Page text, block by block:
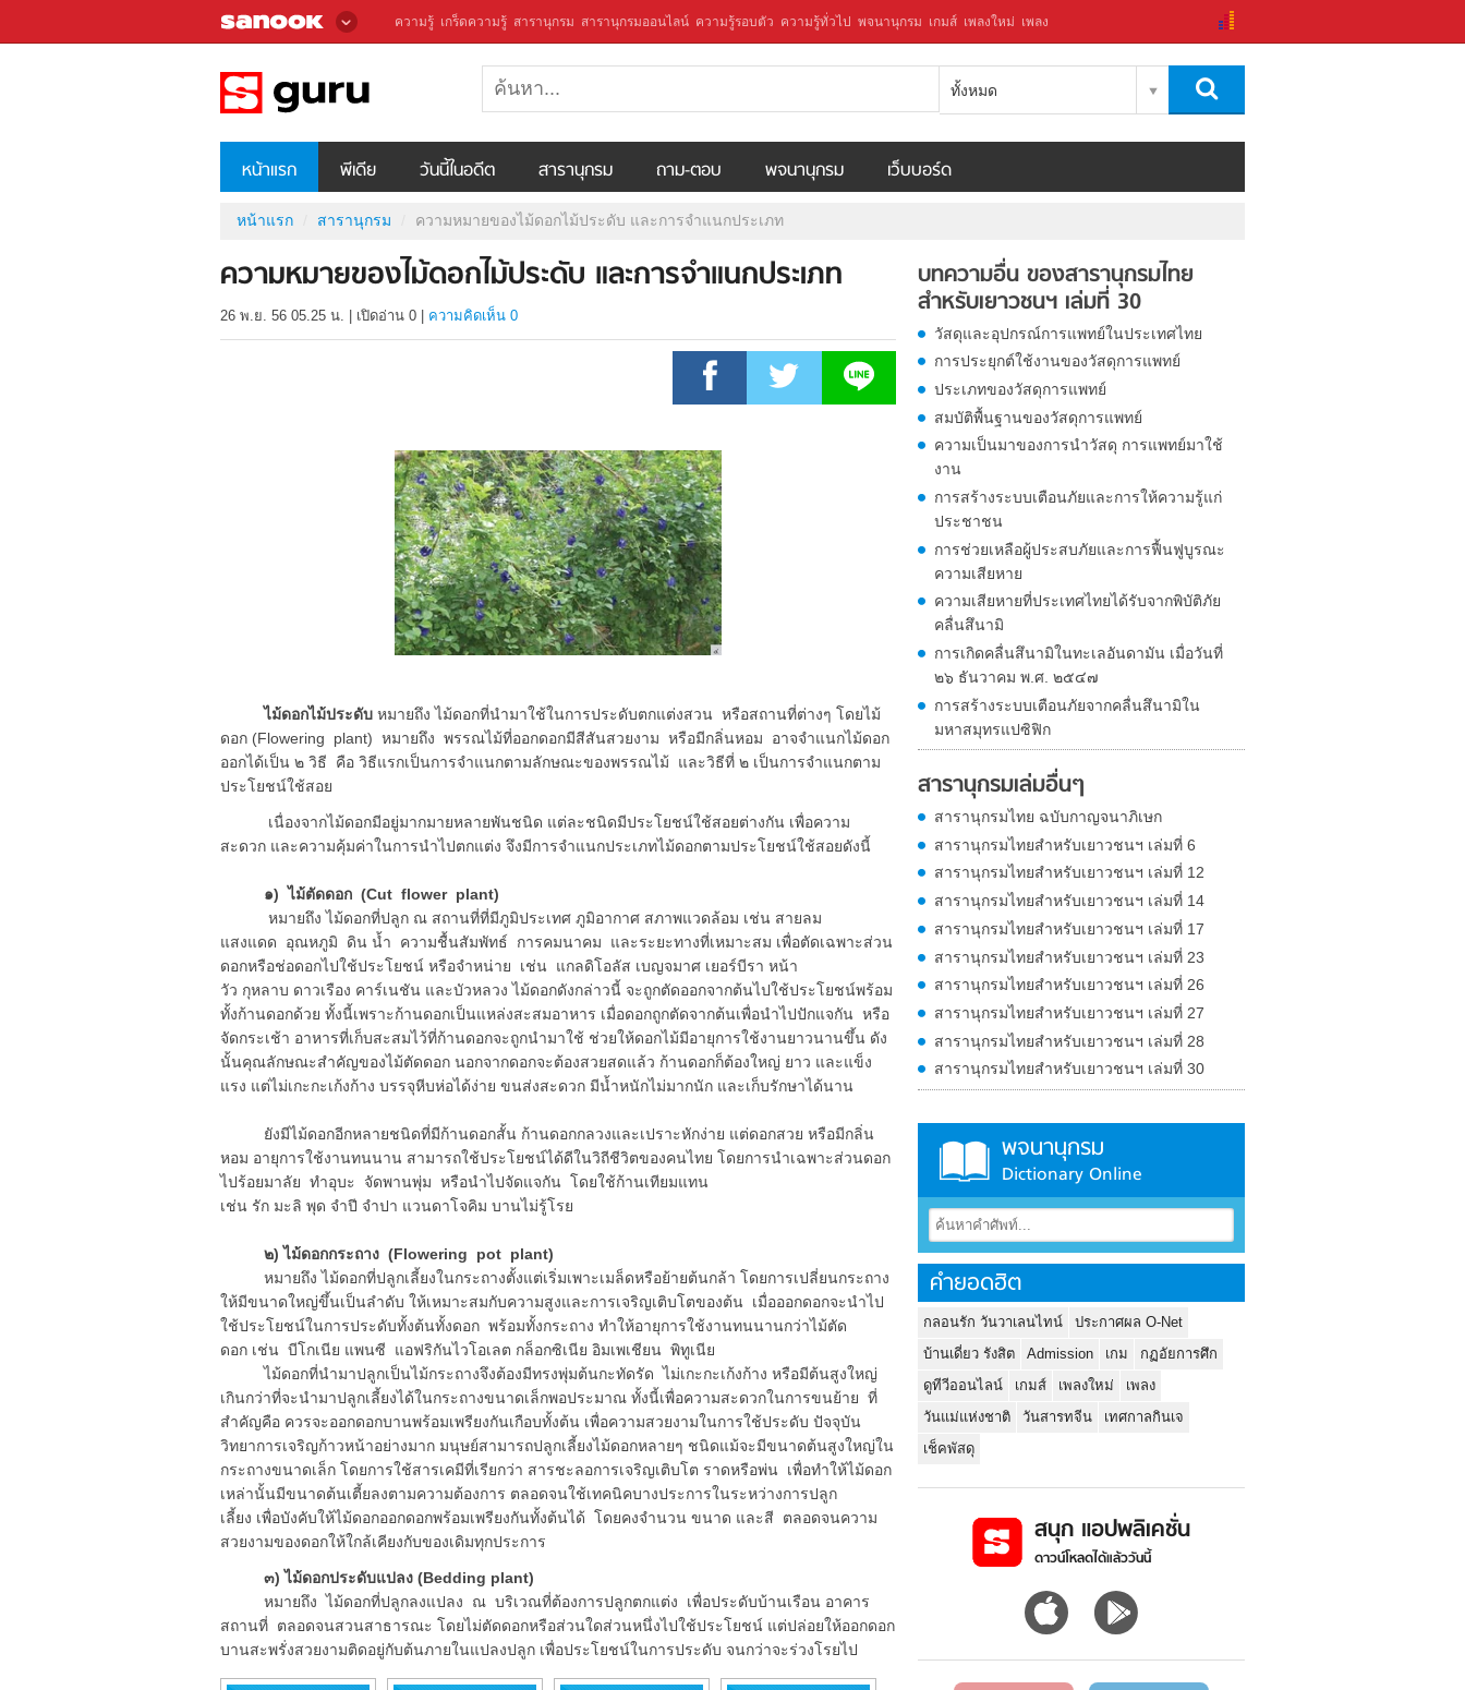
ความรู้ เกร็ดความรู้ สารานุกรม สารานุกรมออนไลน์ ความรู้รอบตัว ความรู้ทั่วไป พจนานุกรม เกมส์ เพลงใหม่ เพลง
ทั้งหมด
หน้าแรก พีเดีย วันนี้ในอดีต สารานุกรม ถาม-ตอบ พจนานุกรม เว็บบอร์ด
หน้าแรก สารานุกรม ความหมายของไม้ดอกไม้ประดับ และการจำแนกประเภท
ความหมายของไม้ดอกไม้ประดับ และการจำแนกประเภท
26 พ.ย. 56 05.25 น. เปิดอ่าน 0 ความคิดเห็น 0
ไม้ดอกไม้ประดับ หมายถึง ไม้ดอกที่นำมาใช้ในการประดับตกแต่งสวน หรือสถานที่ต่างๆ โดยไม้
ดอก (Flowering plant) หมายถึง พรรณไม้ที่ออกดอกมีสีสันสวยงาม หรือมีกลิ่นหอม อาจจำแนกไม้ดอก
ออกได้เป็น ๒ วิธี คือ วิธีแรกเป็นการจำแนกตามลักษณะของพรรณไม้ และวิธีที่ ๒ เป็นการจำแนกตาม
ประโยชน์ใช้สอย
เนื่องจากไม้ดอกมีอยู่มากมายหลายพันชนิด แต่ละชนิดมีประโยชน์ใช้สอยต่างกัน เพื่อความ
สะดวก และความคุ้มค่าในการนำไปตกแต่ง จึงมีการจำแนกประเภทไม้ดอกตามประโยชน์ใช้สอยดังนี้
๑) ไม้ตัดดอก (Cut flower plant)
หมายถึง ไม้ดอกที่ปลูก ณ สถานที่ที่มีภูมิประเทศ ภูมิอากาศ สภาพแวดล้อม เช่น สายลม
แสงแดด อุณหภูมิ ดิน น้ำ ความชื้นสัมพัทธ์ การคมนาคม และระยะทางที่เหมาะสม เพื่อตัดเฉพาะส่วน
ดอกหรือช่อดอกไปใช้ประโยชน์ หรือจำหน่าย เช่น แกลดิโอลัส เบญจมาศ เยอร์บีรา หน้า
วัว กุหลาบ ดาวเรือง คาร์เนชัน และบัวหลวง ไม้ดอกดังกล่าวนี้ จะถูกตัดออกจากต้นไปใช้ประโยชน์พร้อม
ทั้งก้านดอกด้วย ทั้งนี้เพราะก้านดอกเป็นแหล่งสะสมอาหาร เมื่อดอกถูกตัดจากต้นเพื่อนำไปปักแจกัน หรือ
จัดกระเช้า อาหารที่เก็บสะสมไว้ที่ก้านดอกจะถูกนำมาใช้ ช่วยให้ดอกไม้มีอายุการใช้งานยาวนานขึ้น ดัง
นั้นคุณลักษณะสำคัญของไม้ตัดดอก นอกจากดอกจะต้องสวยสดแล้ว ก้านดอกก็ต้องใหญ่ ยาว และแข็ง
แรง แต่ไม่เกะกะเก้งก้าง บรรจุหีบห่อได้ง่าย ขนส่งสะดวก มีน้ำหนักไม่มากนัก และเก็บรักษาได้นาน
ยังมีไม้ดอกอีกหลายชนิดที่มีก้านดอกสั้น ก้านดอกกลวงและเปราะหักง่าย แต่ดอกสวย หรือมีกลิ่น
หอม อายุการใช้งานทนนาน สามารถใช้ประโยชน์ได้ดีในวิถีชีวิตของคนไทย โดยการนำเฉพาะส่วนดอก
ไปร้อยมาลัย ทำอุบะ จัดพานพุ่ม หรือนำไปจัดแจกัน โดยใช้ก้านเทียมแทน
เช่น รัก มะลิ พุด จำปี จำปา แวนดาโจคิม บานไม่รู้โรย
๒) ไม้ดอกกระถาง (Flowering pot plant)
หมายถึง ไม้ดอกที่ปลูกเลี้ยงในกระถางตั้งแต่เริ่มเพาะเมล็ดหรือย้ายต้นกล้า โดยการเปลี่ยนกระถาง
ให้มีขนาดใหญ่ขึ้นเป็นลำดับ ให้เหมาะสมกับความสูงและการเจริญเติบโตของต้น เมื่อออกดอกจะนำไป
ใช้ประโยชน์ในการประดับทั้งต้นทั้งดอก พร้อมทั้งกระถาง ทำให้อายุการใช้งานทนนานกว่าไม้ตัด
ดอก เช่น บีโกเนีย แพนซี แอฟริกันไวโอเลต กล็อกซิเนีย อิมเพเชียน พิทูเนีย
ไม้ดอกที่นำมาปลูกเป็นไม้กระถางจึงต้องมีทรงพุ่มต้นกะทัดรัด ไม่เกะกะเก้งก้าง หรือมีต้นสูงใหญ่
เกินกว่าที่จะนำมาปลูกเลี้ยงได้ในกระถางขนาดเล็กพอประมาณ ทั้งนี้เพื่อความสะดวกในการขนย้าย ที่
สำคัญคือ ควรจะออกดอกบานพร้อมเพรียงกันเกือบทั้งต้น เพื่อความสวยงามในการใช้ประดับ ปัจจุบัน
วิทยาการเจริญก้าวหน้าอย่างมาก มนุษย์สามารถปลูกเลี้ยงไม้ดอกหลายๆ ชนิดแม้จะมีขนาดต้นสูงใหญ่ใน
กระถางขนาดเล็ก โดยการใช้สารเคมีที่เรียกว่า สารชะลอการเจริญเติบโต ราดหรือพ่น เพื่อทำให้ไม้ดอก
เหล่านั้นมีขนาดต้นเตี้ยลงตามความต้องการ ตลอดจนใช้เทคนิคบางประการในระหว่างการปลูก
เลี้ยง เพื่อบังคับให้ไม้ดอกออกดอกพร้อมเพรียงกันทั้งต้นได้ โดยคงจำนวน ขนาด และสี ตลอดจนความ
สวยงามของดอกให้ใกล้เคียงกับของเดิมทุกประการ
๓) ไม้ดอกประดับแปลง (Bedding plant)
หมายถึง ไม้ดอกที่ปลูกลงแปลง ณ บริเวณที่ต้องการปลูกตกแต่ง เพื่อประดับบ้านเรือน อาคาร
สถานที่ ตลอดจนสวนสาธารณะ โดยไม่ตัดดอกหรือส่วนใดส่วนหนึ่งไปใช้ประโยชน์ แต่ปล่อยให้ออกดอก
บานสะพรั่งสวยงามติดอยู่กับต้นภายในแปลงปลูก เพื่อประโยชน์ในการประดับ จนกว่าจะร่วงโรยไป
บทความอื่น ของสารานุกรมไทย
สำหรับเยาวชนฯ เล่มที่ 30
วัสดุและอุปกรณ์การแพทย์ในประเทศไทย
การประยุกต์ใช้งานของวัสดุการแพทย์
ประเภทของวัสดุการแพทย์
สมบัติพื้นฐานของวัสดุการแพทย์
ความเป็นมาของการนำวัสดุ การแพทย์มาใช้
งาน
การสร้างระบบเตือนภัยและการให้ความรู้แก่
ประชาชน
การช่วยเหลือผู้ประสบภัยและการฟื้นฟูบูรณะ
ความเสียหาย
ความเสียหายที่ประเทศไทยได้รับจากพิบัติภัย
คลื่นสึนามิ
การเกิดคลื่นสึนามิในทะเลอันดามัน เมื่อวันที่
๒๖ ธันวาคม พ.ศ. ๒๕๔๗
การสร้างระบบเตือนภัยจากคลื่นสึนามิใน
มหาสมุทรแปซิฟิก
สารานุกรมเล่มอื่นๆ
สารานุกรมไทย ฉบับกาญจนาภิเษก
สารานุกรมไทยสำหรับเยาวชนฯ เล่มที่ 6
สารานุกรมไทยสำหรับเยาวชนฯ เล่มที่ 12
สารานุกรมไทยสำหรับเยาวชนฯ เล่มที่ 14
สารานุกรมไทยสำหรับเยาวชนฯ เล่มที่ 17
สารานุกรมไทยสำหรับเยาวชนฯ เล่มที่ 23
สารานุกรมไทยสำหรับเยาวชนฯ เล่มที่ 26
สารานุกรมไทยสำหรับเยาวชนฯ เล่มที่ 27
สารานุกรมไทยสำหรับเยาวชนฯ เล่มที่ 28
สารานุกรมไทยสำหรับเยาวชนฯ เล่มที่ 30
พจนานุกรม
Dictionary Online
คำยอดฮิต
กลอนรัก วันวาเลนไทน์
ประกาศผล O-Net
บ้านเดี่ยว รังสิต
Admission เกม
กฏอัยการศึก
ดูทีวีออนไลน์
เกมส์ เพลงใหม่
เพลง
วันแม่แห่งชาติ
วันสารทจีน
เทศกาลกินเจ
เช็คพัสดุ
สนุก แอปพลิเคชั่น
ดาวน์โหลดได้แล้ววันนี้